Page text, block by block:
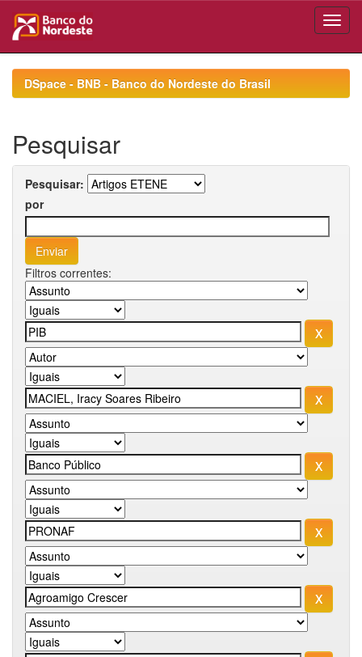
navigationDSpace - BNB - Banco do Nordeste do Brasil
Pesquisar
Pesquisar:
por
Filtros correntes: